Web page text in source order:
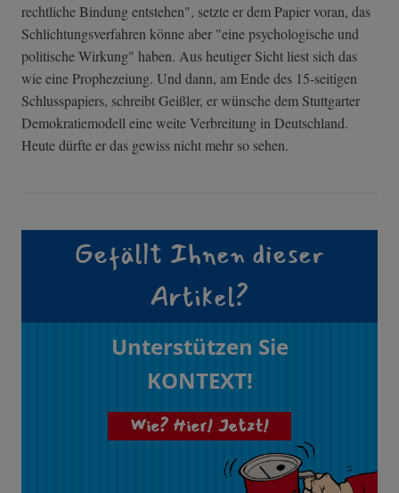
rechtliche Bindung entstehen", setzte er dem Papier voran, das
Schlichtungsverfahren könne aber "eine psychologische und
politische Wirkung" haben. Aus heutiger Sicht liest sich das
wie eine Prophezeiung. Und dann, am Ende des 15-seitigen
Schlusspapiers, schreibt Geißler, er wünsche dem Stuttgarter
Demokratiemodell eine weite Verbreitung in Deutschland.
Heute dürfte er das gewiss nicht mehr so sehen.
Gefällt Ihnen dieser
Artikel?
Unterstützen Sie
KONTEXT!
Wie? Hier! Jetzt!